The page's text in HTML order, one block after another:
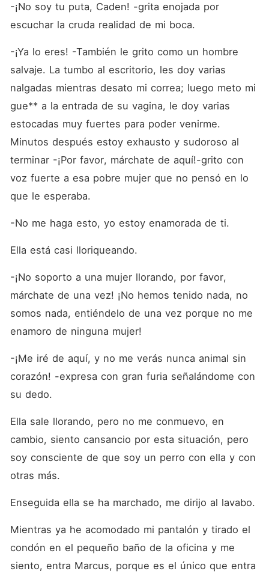
-¡No soy tu puta, Caden! -grita enojada por
escuchar la cruda realidad de mi boca.
-¡Ya lo eres! -También le grito como un hombre
salvaje. La tumbo al escritorio, les doy varias
nalgadas mientras desato mi correa; luego meto mi
gue** a la entrada de su vagina, le doy varias
estocadas muy fuertes para poder venirme.
Minutos después estoy exhausto y sudoroso al
terminar -¡Por favor, márchate de aquí!-grito con
voz fuerte a esa pobre mujer que no pensó en lo
que le esperaba.
-No me haga esto, yo estoy enamorada de ti.
Ella está casi lloriqueando.
-¡No soporto a una mujer llorando, por favor,
márchate de una vez! ¡No hemos tenido nada, no
somos nada, entiéndelo de una vez porque no me
enamoro de ninguna mujer!
-¡Me iré de aquí, y no me verás nunca animal sin
corazón! -expresa con gran furia señalándome con
su dedo.
Ella sale llorando, pero no me conmuevo, en
cambio, siento cansancio por esta situación, pero
soy consciente de que soy un perro con ella y con
otras más.
Enseguida ella se ha marchado, me dirijo al lavabo.
Mientras ya he acomodado mi pantalón y tirado el
condón en el pequeño baño de la oficina y me
siento, entra Marcus, porque es el único que entra